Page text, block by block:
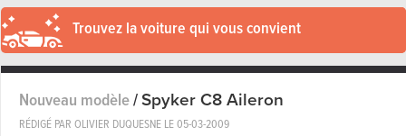
Trouvez la voiture qui vous convient
Nouveau modèle/Spyker C8 Aileron
RÉDIGÉ PAR OLIVIER DUQUESNE LE05-03-2009